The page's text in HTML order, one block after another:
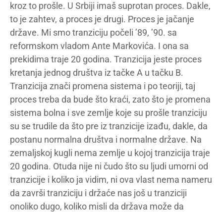
kroz to prošle. U Srbiji imaš suprotan proces. Dakle,
to je zahtev, a proces je drugi. Proces je jačanje
države. Mi smo tranziciju počeli ’89, ’90. sa
reformskom vladom Ante Markovića. I ona sa
prekidima traje 20 godina. Tranzicija jeste proces
kretanja jednog društva iz tačke A u tačku B.
Tranzicija znači promena sistema i po teoriji, taj
proces treba da bude što kraći, zato što je promena
sistema bolna i sve zemlje koje su prošle tranziciju
su se trudile da što pre iz tranzicije izađu, dakle, da
postanu normalna društva i normalne države. Na
zemaljskoj kugli nema zemlje u kojoj tranzicija traje
20 godina. Otuda nije ni čudo što su ljudi umorni od
tranzicije i koliko ja vidim, ni ova vlast nema nameru
da završi tranziciju i držaće nas još u tranziciji
onoliko dugo, koliko misli da država može da